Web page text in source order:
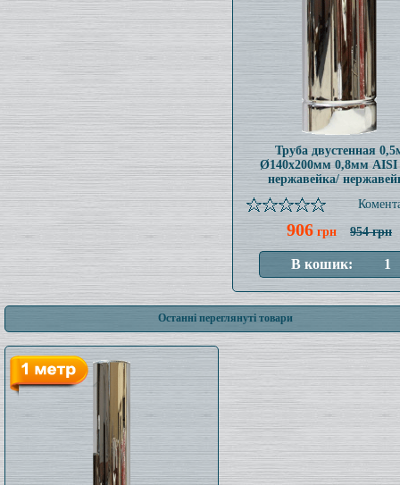
Труба двустенная
Ø140x200мм 0,8мм AISI
нержавейка/
906 грн 954 грн
Останні переглянуті товари